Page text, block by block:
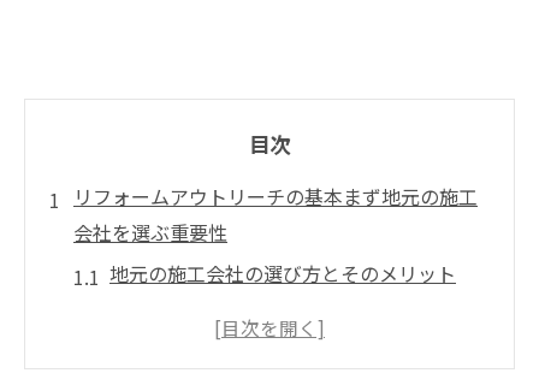
目次
リフォームアウトリーチの基本まず地元の施工
会社を選ぶ重要性
地元の施工会社の選び方とそのメリット
地域密着型の会社が持つ強みとは